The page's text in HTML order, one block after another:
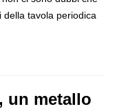
della tavola periodica
un metallo